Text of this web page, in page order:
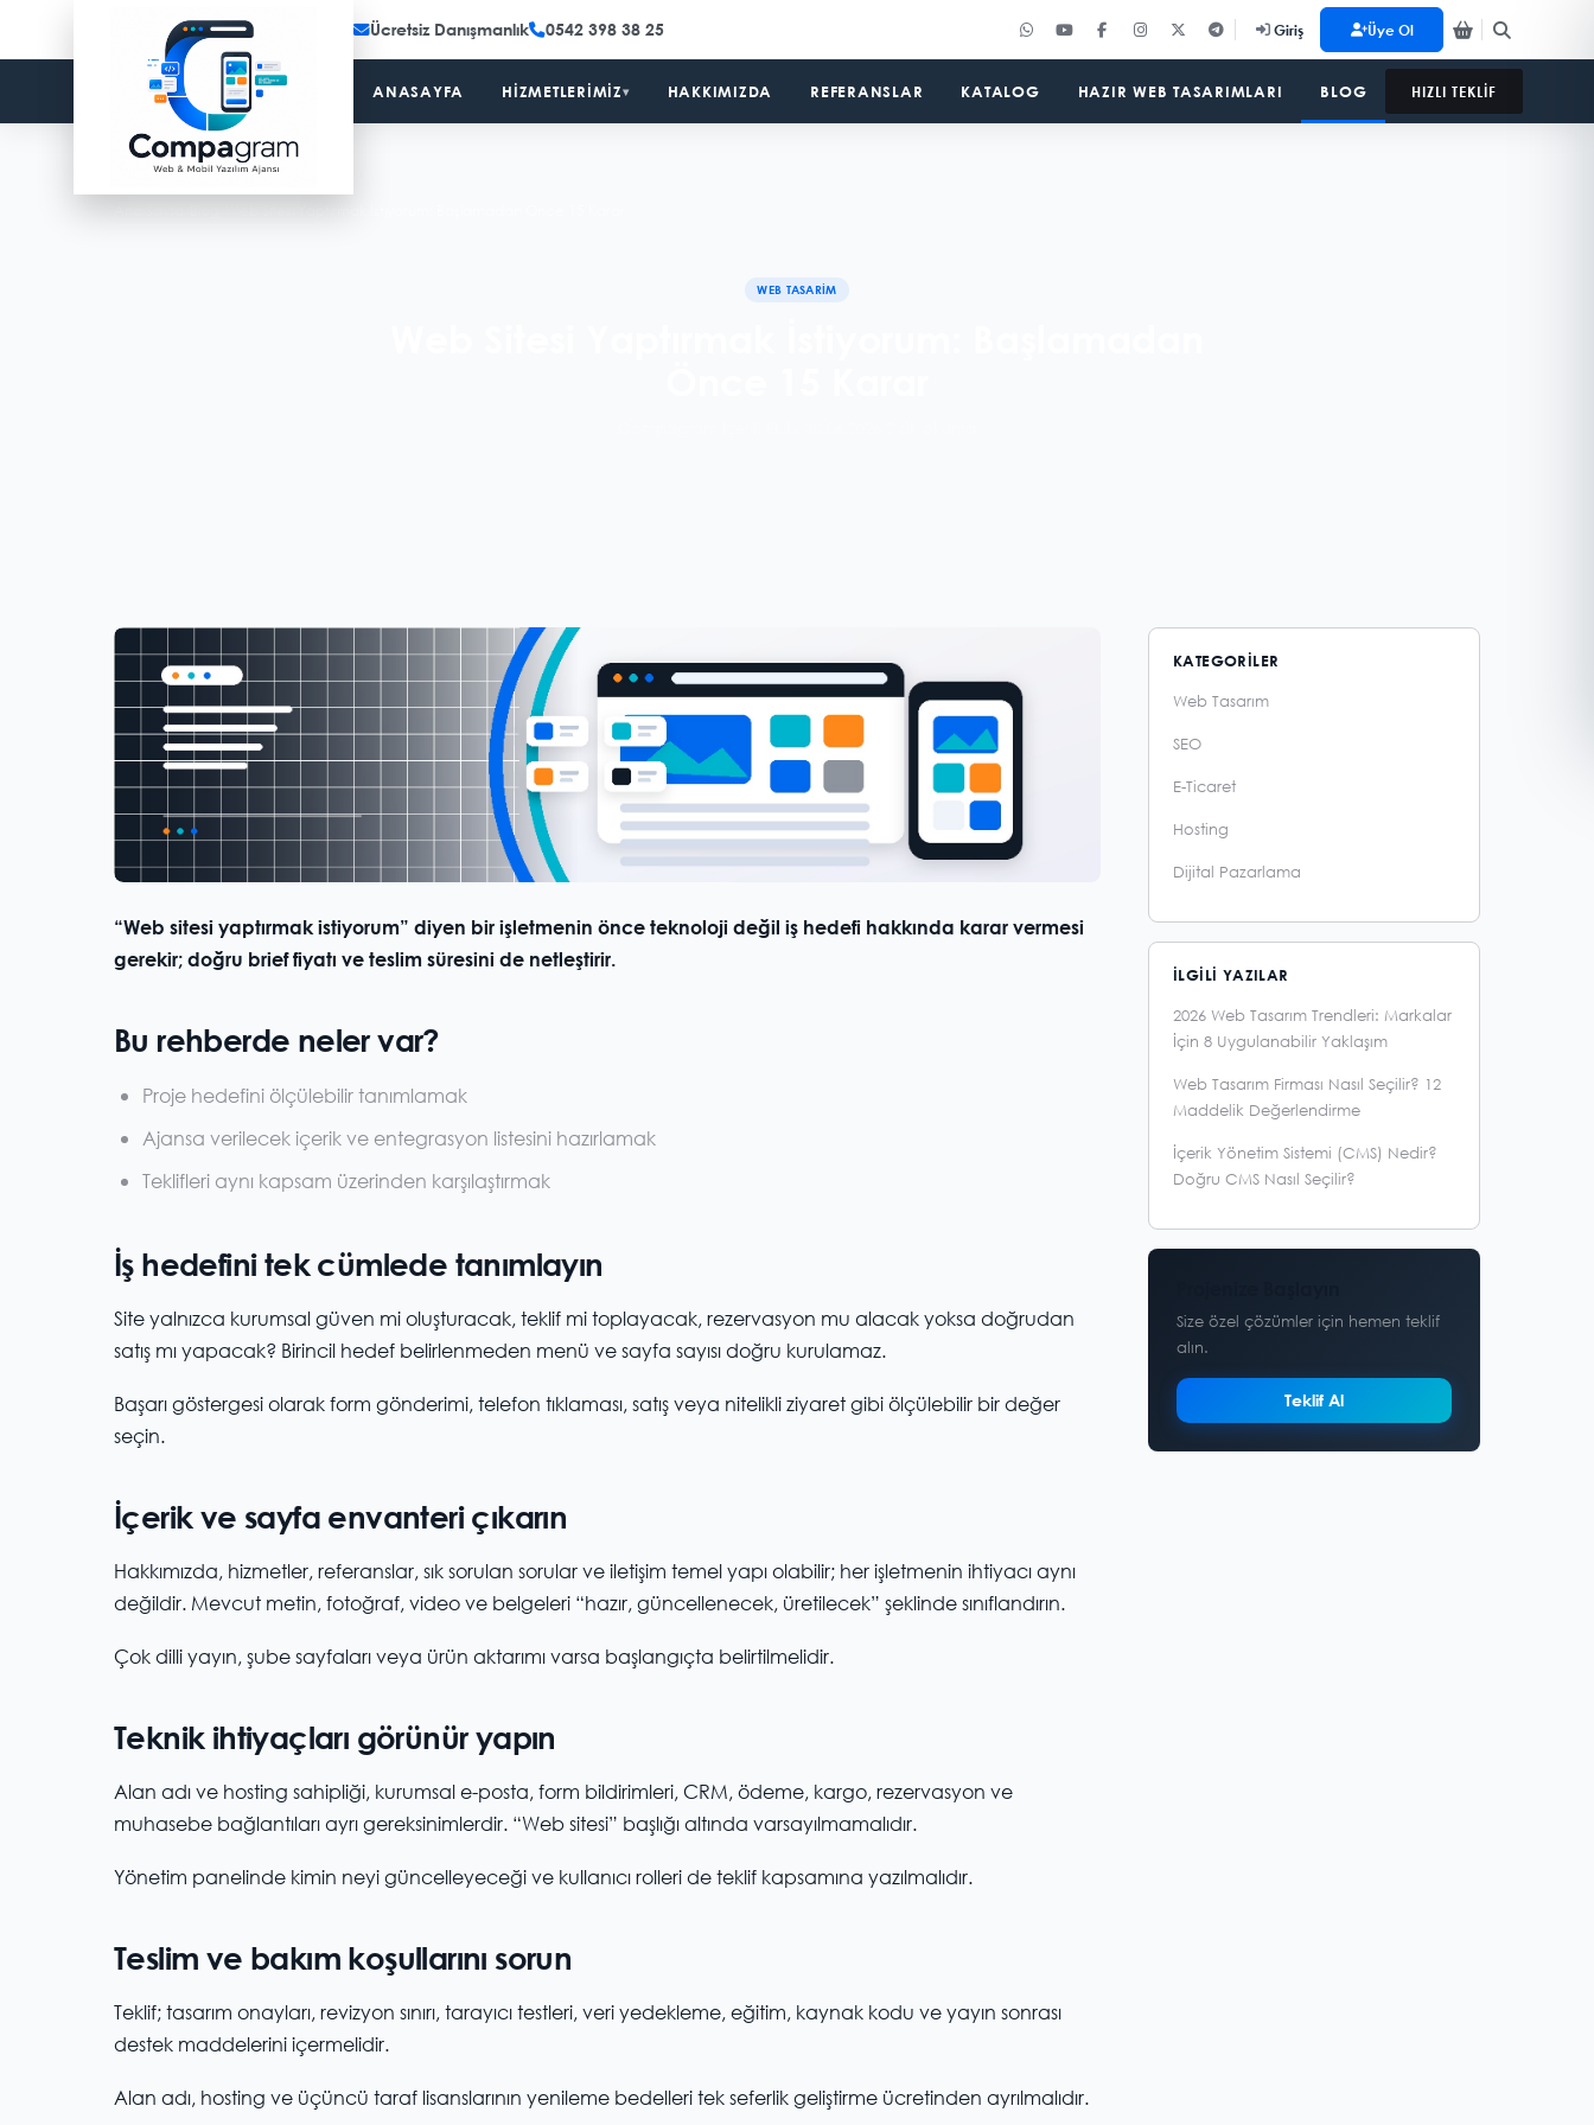
Ücretsiz Danışmanlık 0542 398 38 25 Giriş Üye Ol
ANASAYFA HIZMETLERIMIZ▾ HAKKIMIZDA REFERANSLAR KATALOG HAZIR WEB TASARIMLARI BLOG HIZLI TEKLİF
WEB TASARIM
“Web sitesi yaptırmak istiyorum” diyen bir işletmenin önce teknoloji değil iş hedefi hakkında karar vermesi
gerekir; doğru brief fiyatı ve teslim süresini de netleştirir.
Bu rehberde neler var?
Proje hedefini ölçülebilir tanımlamak
Ajansa verilecek içerik ve entegrasyon listesini hazırlamak
Teklifleri aynı kapsam üzerinden karşılaştırmak
İş hedefini tek cümlede tanımlayın
Site yalnızca kurumsal güven mi oluşturacak, teklif mi toplayacak, rezervasyon mu alacak yoksa doğrudan
satış mı yapacak? Birincil hedef belirlenmeden menü ve sayfa sayısı doğru kurulamaz.
Başarı göstergesi olarak form gönderimi, telefon tıklaması, satış veya nitelikli ziyaret gibi ölçülebilir bir değer
seçin.
İçerik ve sayfa envanteri çıkarın
Hakkımızda, hizmetler, referanslar, sık sorulan sorular ve iletişim temel yapı olabilir; her işletmenin ihtiyacı aynı
değildir. Mevcut metin, fotoğraf, video ve belgeleri “hazır, güncellenecek, üretilecek” şeklinde sınıflandırın.
Çok dilli yayın, şube sayfaları veya ürün aktarımı varsa başlangıçta belirtilmelidir.
Teknik ihtiyaçları görünür yapın
Alan adı ve hosting sahipliği, kurumsal e-posta, form bildirimleri, CRM, ödeme, kargo, rezervasyon ve
muhasebe bağlantıları ayrı gereksinimlerdir. “Web sitesi” başlığı altında varsayılmamalıdır.
Yönetim panelinde kimin neyi güncelleyeceği ve kullanıcı rolleri de teklif kapsamına yazılmalıdır.
Teslim ve bakım koşullarını sorun
Teklif; tasarım onayları, revizyon sınırı, tarayıcı testleri, veri yedekleme, eğitim, kaynak kodu ve yayın sonrası
destek maddelerini içermelidir.
Alan adı, hosting ve üçüncü taraf lisanslarının yenileme bedelleri tek seferlik geliştirme ücretinden ayrılmalıdır.
KATEGORILER
Web Tasarım
SEO
E-Ticaret
Hosting
Dijital Pazarlama
İLGILI YAZILAR
2026 Web Tasarım Trendleri: Markalar
İçin 8 Uygulanabilir Yaklaşım
Web Tasarım Firması Nasıl Seçilir? 12
Maddelik Değerlendirme
İçerik Yönetim Sistemi (CMS) Nedir?
Doğru CMS Nasıl Seçilir?
Size özel çözümler için hemen teklif
alın.
Teklif Al